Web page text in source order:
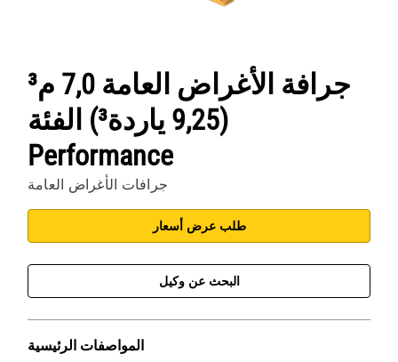
جرافة الأغراض العامة 7,0 م³
(9,25 ياردة³) الفئة
Performance
جرافات الأغراض العامة
طلب عرض أسعار
البحث عن وكيل
المواصفات الرئيسية